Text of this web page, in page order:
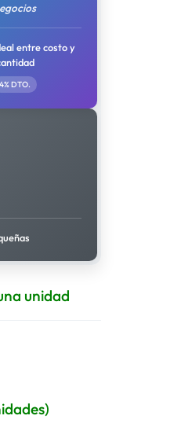
entre costo y
4% DTO.
unidad